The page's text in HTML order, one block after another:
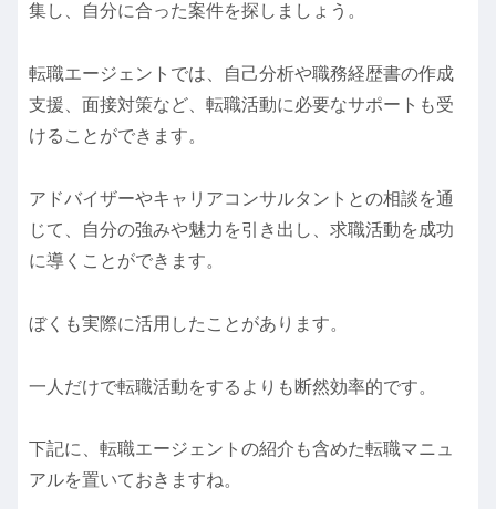
集し、自分に合った案件を探しましょう。
転職エージェントでは、自己分析や職務経歴書の作成
支援、面接対策など、転職活動に必要なサポートも受
けることができます。
アドバイザーやキャリアコンサルタントとの相談を通
じて、自分の強みや魅力を引き出し、求職活動を成功
に導くことができます。
ぼくも実際に活用したことがあります。
一人だけで転職活動をするよりも断然効率的です。
下記に、転職エージェントの紹介も含めた転職マニュ
アルを置いておきますね。